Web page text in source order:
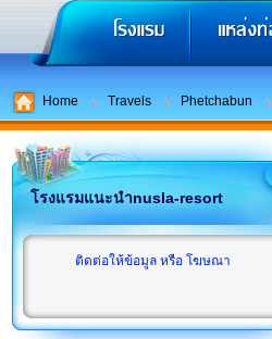
Home Travels Phetchabun
โรงแรมแนะนำnusla-resort
ติดต่อให้ข้อมูล หรือ โฆษณา